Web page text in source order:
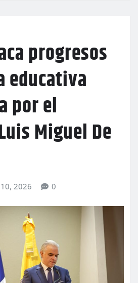
progresos
educativa
por el
Miguel De
10, 2026 0